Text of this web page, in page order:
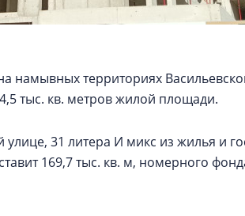
территориях
тыс. кв. метров жилой площади.
улице, 31 литера И микс из жилья и
169,7 тыс. кв. м, номерного